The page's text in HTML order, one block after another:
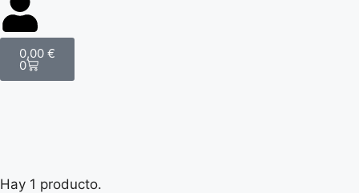
0,00 €
0
Hay 1 producto.